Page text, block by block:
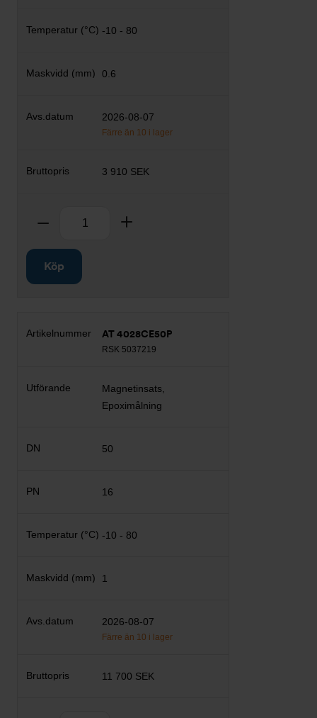
-10 - 80
0.6
2026-08-07
Färre än 10 i lager
3 910 SEK
Ta bort
Köp
AT 4028CE50P
RSK 5037219
Magnetinsats,
Epoximålning
50
16
-10 - 80
1
2026-08-07
Färre än 10 i lager
11 700 SEK